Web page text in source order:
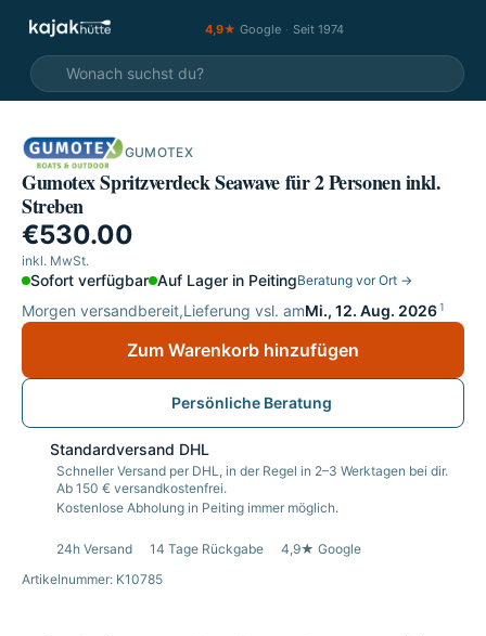
4,9★ Google · Seit 1974
GUMOTEX
Gumotex Spritzverdeck Seawave für 2 Personen inkl.
Streben
€530.00
inkl. MwSt.
Sofort verfügbar Auf Lager in PeitingBeratung vor Ort →
Morgen versandbereit,Lieferung vsl. amMi., 12. Aug. 20261
Zum Warenkorb hinzufügen
Persönliche Beratung
Standardversand DHL
Schneller Versand per DHL, in der Regel in 2–3 Werktagen bei dir.
Ab 150 € versandkostenfrei.
Kostenlose Abholung in Peiting immer möglich.
24h Versand 14 Tage Rückgabe
4,9★ Google
Artikelnummer: K10785